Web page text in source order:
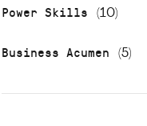
Power Skills (10)
Business Acumen (5)